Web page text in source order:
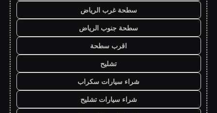
سطحة غرب الرياض
سطحة جنوب الرياض
اقرب سطحة
تشليح
شراء سيارات سكراب
شراء سيارات تشليح